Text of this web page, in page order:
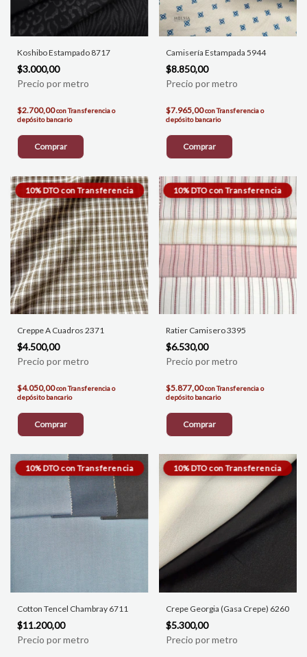
Koshibo Estampado 8717
$3.000,00
$2.700,00conTransferencia o
depósito bancario
Comprar
Camisería Estampada 5944
$8.850,00
$7.965,00conTransferencia o
depósito bancario
Comprar
Creppe A Cuadros 2371
$4.500,00
$4.050,00conTransferencia o
depósito bancario
Comprar
Ratier Camisero 3395
$6.530,00
$5.877,00conTransferencia o
depósito bancario
Comprar
Cotton Tencel Chambray 6711
$11.200,00
Crepe Georgia (Gasa Crepe) 6260
$5.300,00